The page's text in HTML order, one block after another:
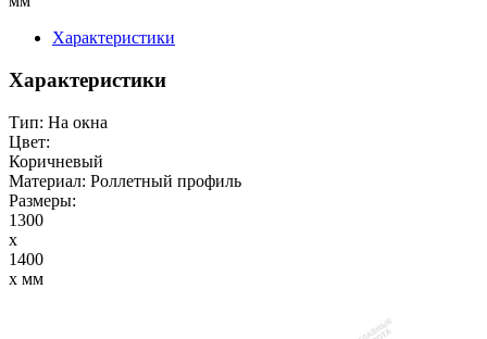
Характеристики
Характеристики
Тип: На окна
Цвет:
Коричневый
Материал: Роллетный профиль
Размеры:
1300
x
1400
x мм